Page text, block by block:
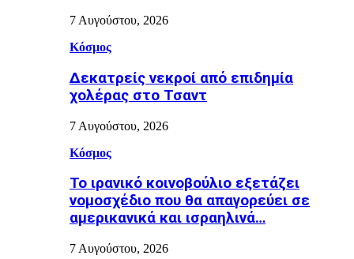
7 Αυγούστου, 2026
Κόσμος
Δεκατρείς νεκροί από επιδημία
χολέρας στο Τσαντ
7 Αυγούστου, 2026
Κόσμος
Το ιρανικό κοινοβούλιο εξετάζει
νομοσχέδιο που θα απαγορεύει σε
αμερικανικά και ισραηλινά…
7 Αυγούστου, 2026